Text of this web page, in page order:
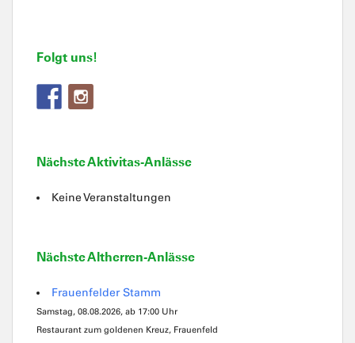
Folgt uns!
Nächste Aktivitas-Anlässe
Keine Veranstaltungen
Nächste Altherren-Anlässe
Frauenfelder Stamm
Samstag, 08.08.2026, ab 17:00 Uhr
Restaurant zum goldenen Kreuz, Frauenfeld